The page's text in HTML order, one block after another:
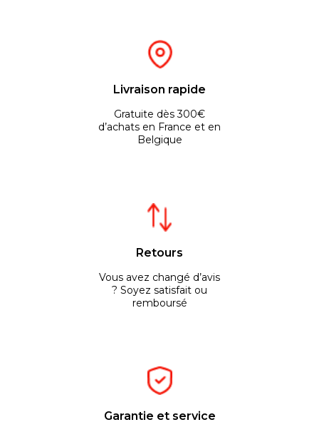
Livraison rapide
Gratuite dès 300€
d’achats en France et en
Belgique
Retours
Vous avez changé d’avis
? Soyez satisfait ou
remboursé
Garantie et service